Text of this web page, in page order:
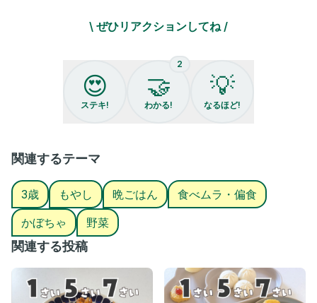
っていう経験値、めっちゃ大事だと思って
ほんの少しでもいいから
チャレンジしてくれたらいいなぁ☺️
食べムラ母の挑戦は続きます…🙂‍↕️✌️
𓂃𓂃𓂃𓂃𓂃𓂃𓂃
いいね、フォロー、コメント、励みになります❤️‍🔥
𓂃𓂃𓂃𓂃𓂃𓂃𓂃
#食べムラ#3歳ごはん #リアル飯
#3歳児ごはん #偏食 #3歳男の子
#こどもごはん#2歳差兄弟#2歳差育児
\ ぜひリアクションしてね /
😍
ステキ!
2
🤝
わかる!
💡
なるほど!
関連するテーマ
3歳 もやし 晩ごはん
食べムラ・偏食
かぼちゃ
野菜
関連する投稿